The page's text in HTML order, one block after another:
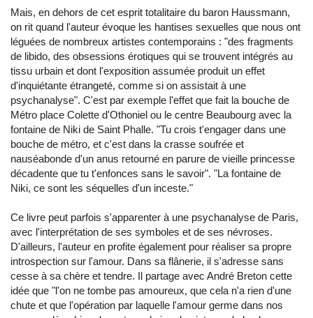
Mais, en dehors de cet esprit totalitaire du baron Haussmann,
on rit quand l'auteur évoque les hantises sexuelles que nous ont
léguées de nombreux artistes contemporains : "des fragments
de libido, des obsessions érotiques qui se trouvent intégrés au
tissu urbain et dont l'exposition assumée produit un effet
d'inquiétante étrangeté, comme si on assistait à une
psychanalyse". C'est par exemple l'effet que fait la bouche de
Métro place Colette d'Othoniel ou le centre Beaubourg avec la
fontaine de Niki de Saint Phalle. "Tu crois t'engager dans une
bouche de métro, et c'est dans la crasse soufrée et
nauséabonde d'un anus retourné en parure de vieille princesse
décadente que tu t'enfonces sans le savoir". "La fontaine de
Niki, ce sont les séquelles d'un inceste."
Ce livre peut parfois s'apparenter à une psychanalyse de Paris,
avec l'interprétation de ses symboles et de ses névroses.
D'ailleurs, l'auteur en profite également pour réaliser sa propre
introspection sur l'amour. Dans sa flânerie, il s'adresse sans
cesse à sa chère et tendre. Il partage avec André Breton cette
idée que "l'on ne tombe pas amoureux, que cela n'a rien d'une
chute et que l'opération par laquelle l'amour germe dans nos